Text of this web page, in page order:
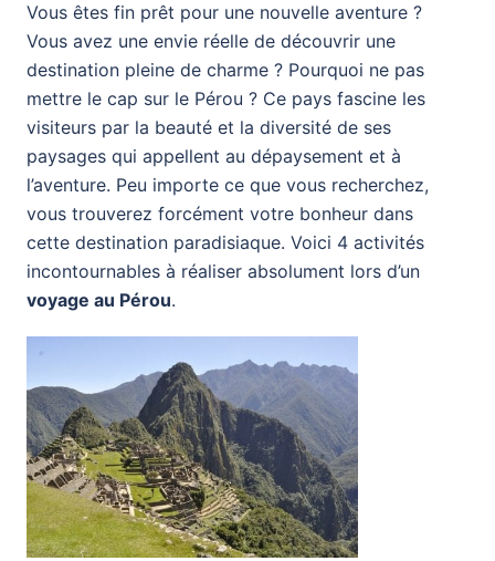
Vous êtes fin prêt pour une nouvelle aventure ?
Vous avez une envie réelle de découvrir une
destination pleine de charme ? Pourquoi ne pas
mettre le cap sur le Pérou ? Ce pays fascine les
visiteurs par la beauté et la diversité de ses
paysages qui appellent au dépaysement et à
l’aventure. Peu importe ce que vous recherchez,
vous trouverez forcément votre bonheur dans
cette destination paradisiaque. Voici 4 activités
incontournables à réaliser absolument lors d’un
voyage au Pérou.